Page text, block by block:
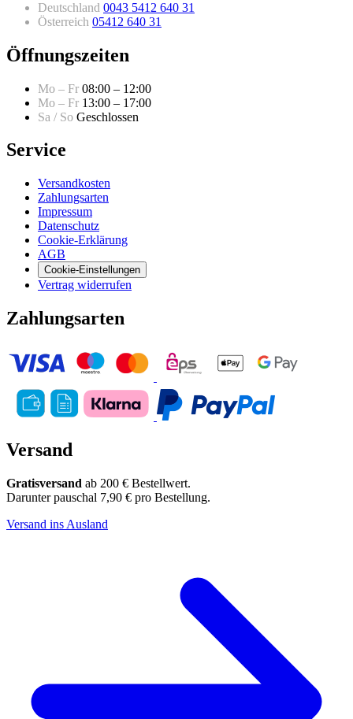
Deutschland 0043 5412 640 31
Österreich 05412 640 31
Öffnungszeiten
Mo – Fr 08:00 – 12:00
Mo – Fr 13:00 – 17:00
Sa / So Geschlossen
Service
Versandkosten
Zahlungsarten
Impressum
Datenschutz
Cookie-Erklärung
AGB
Cookie-Einstellungen
Vertrag widerrufen
Zahlungsarten
Versand
Gratisversand ab 200 € Bestellwert.
Darunter pauschal 7,90 € pro Bestellung.
Versand ins Ausland